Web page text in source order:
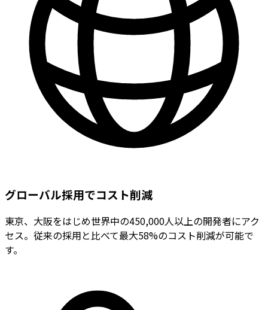
グローバル採用でコスト削減
東京、大阪をはじめ世界中の450,000人以上の開発者にアク
セス。従来の採用と比べて最大58%のコスト削減が可能で
す。